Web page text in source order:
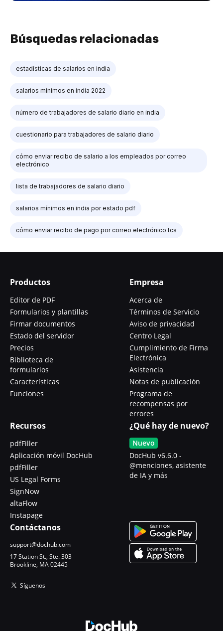
Búsquedas relacionadas
estadísticas de salarios en india
salarios mínimos en india 2022
número de trabajadores de salario diario en india
cuestionario para trabajadores de salario diario
cómo enviar recibo de salario a los empleados por correo
electrónico
lista de trabajadores de salario diario
salarios mínimos en india por estado pdf
cómo enviar recibo de pago por correo electrónico tcs
Productos
Editor de PDF
Formularios y plantillas
Firmar documentos
Estado del servidor
Precios
Biblioteca de
formularios
Características
Funciones
Empresa
Acerca de
Términos de Servicio
Aviso de privacidad
Centro Legal
Cumplimiento de Firma
Electrónica
Asistencia
Notas de publicación
Programa de
recompensas por
errores
Recursos
pdfFiller
Aplicación móvil DocHub
pdfFiller
US Legal Forms
SignNow
altaFlow
Instapage
¿Qué hay de nuevo?
Nuevo
DocHub v6.6.0 -
@menciones, asistente
de IA y más
Contáctanos
support@dochub.com
17 Station St., Ste. 303
Brookline, MA 02445
Síguenos